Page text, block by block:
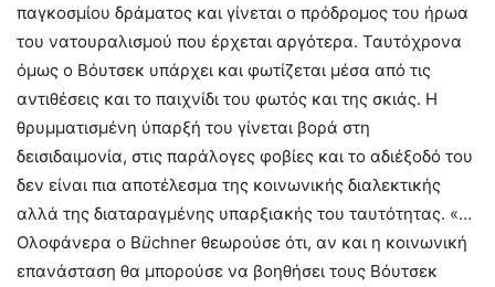
παγκοσμίου δράματος και γίνεται ο πρόδρομος του ήρωα
του νατουραλισμού που έρχεται αργότερα. Ταυτόχρονα
όμως ο Βόυτσεκ υπάρχει και φωτίζεται μέσα από τις
αντιθέσεις και το παιχνίδι του φωτός και της σκιάς. Η
θρυμματισμένη ύπαρξή του γίνεται βορά στη
δεισιδαιμονία, στις παράλογες φοβίες και το αδιέξοδό του
δεν είναι πια αποτέλεσμα της κοινωνικής διαλεκτικής
αλλά της διαταραγμένης υπαρξιακής του ταυτότητας. «…
Ολοφάνερα ο Büchner θεωρούσε ότι, αν και η κοινωνική
επανάσταση θα μπορούσε να βοηθήσει τους Βόυτσεκ